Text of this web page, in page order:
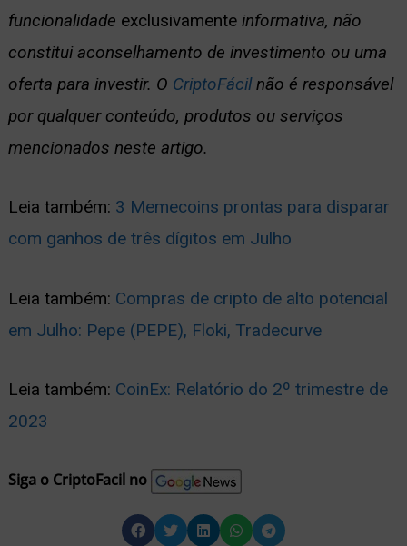
funcionalidade exclusivamenteinformativa, não
constitui aconselhamento de investimento ou uma
oferta para investir. O CriptoFácilnão é responsável
por qualquer conteúdo, produtos ou serviços
mencionados neste artigo.
Leia também: 3 Memecoins prontas para disparar
com ganhos de três dígitos em Julho
Leia também: Compras de cripto de alto potencial
em Julho: Pepe (PEPE), Floki, Tradecurve
Leia também: CoinEx: Relatório do 2º trimestre de
2023
Siga o CriptoFacil no